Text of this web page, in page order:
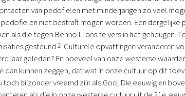
van pedofielen met minderjarigen zo veel
niet bestraft mogen worden. Een dergelijke
als die tegen Benno L. ons te vers in het geheugen.
gesteund.2 Culturele opvattingen veranderen
jaar geleden? En hoeveel van onze westerse
dan kunnen zeggen, dat wat in onze cultuur op dit
bijzonder vreemd zijn als God, Die eeuwig en